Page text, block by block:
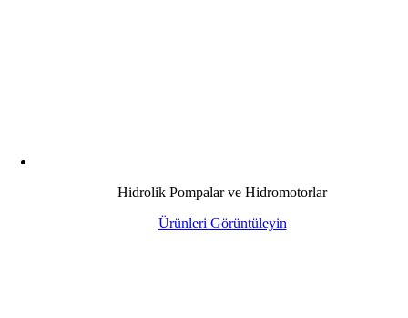
Hidrolik Pompalar ve Hidromotorlar
Ürünleri Görüntüleyin